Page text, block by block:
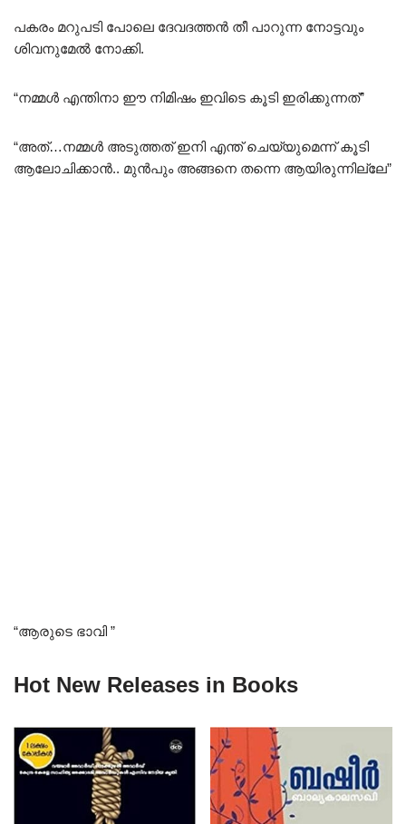
പകരം മറുപടി പോലെ ദേവദത്തൻ തീ പാറുന്ന നോട്ടവും
ശിവനുമേൽ നോക്കി.
“നമ്മൾ എന്തിനാ ഈ നിമിഷം ഇവിടെ കൂടി ഇരിക്കുന്നത്”
“അത്…നമ്മൾ അടുത്തത് ഇനി എന്ത് ചെയ്യുമെന്ന് കൂടി
ആലോചിക്കാൻ.. മുൻപും അങ്ങനെ തന്നെ ആയിരുന്നില്ലേ”
“ആരുടെ ഭാവി ”
Hot New Releases in Books